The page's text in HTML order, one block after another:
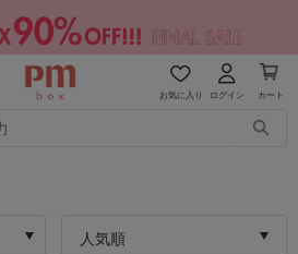
お気に入り ログイン カート
人気順